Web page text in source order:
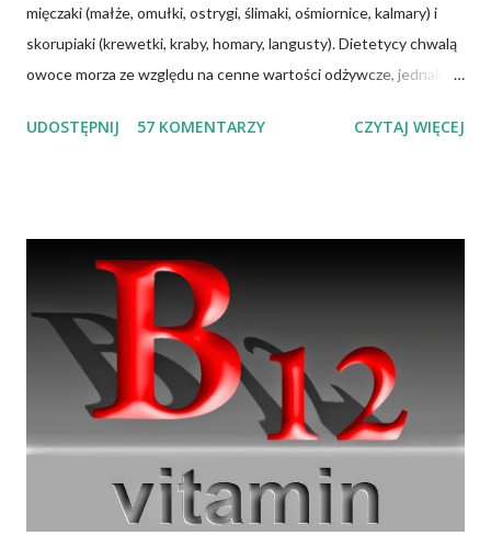
mięczaki (małże, omułki, ostrygi, ślimaki, ośmiornice, kalmary) i
skorupiaki (krewetki, kraby, homary, langusty). Dietetycy chwalą
owoce morza ze względu na cenne wartości odżywcze, jednak
owoców morza staje się w Polsce coraz popularniejsze, a więc i
człowieka — śmiertelność może sięgać 50 proc. przypadków.
Dlaczego tak się dzieje? Po pierwsze, zatrucia są spowodowane
zanieczyszczeniem środowiska życia tych stworzeń fekaliami
ludzkimi, w których mogą być obecne bakterie z rodzaju
Salmonella lub Clostridium. Po drugie, większość owoców morza
to filtratory — działają jak bardzo wydajny filtr wody. Można to
sprawdzić, wrzucając małża do akwarium, w którym dawno nie
wymieniano wody ...
UDOSTĘPNIJ 57 KOMENTARZY CZYTAJ WIĘCEJ